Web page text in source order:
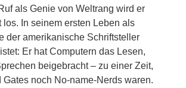
als Genie von Weltrang wird er
los. In seinem ersten Leben als
der amerikanische Schriftsteller
Er hat Computern das Lesen,
beigebracht – zu einer Zeit,
Gates noch No-name-Nerds waren.